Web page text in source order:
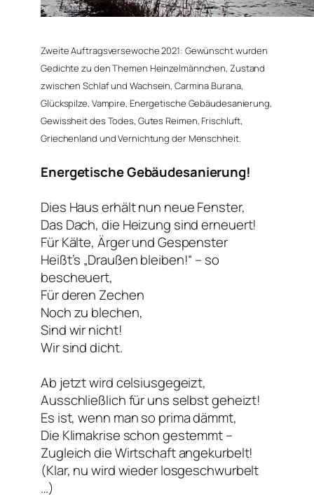
Zweite Auftragsversewoche 2021: Gewünscht wurden
Gedichte zu den Themen Heinzelmännchen, Zustand
zwischen Schlaf und Wachsein, Carmina Burana,
Glückspilze, Vampire, Energetische Gebäudesanierung,
Gewissheit des Todes, Gutes Reimen, Frischluft,
Griechenland und Vernichtung der Menschheit.
Energetische Gebäudesanierung!
Dies Haus erhält nun neue Fenster,
Das Dach, die Heizung sind erneuert!
Für Kälte, Ärger und Gespenster
Heißt’s „Draußen bleiben!“ – so
bescheuert,
Für deren Zechen
Noch zu blechen,
Sind wir nicht!
Wir sind dicht.
Ab jetzt wird celsiusgegeizt,
Ausschließlich für uns selbst geheizt!
Es ist, wenn man so prima dämmt,
Die Klimakrise schon gestemmt –
Zugleich die Wirtschaft angekurbelt!
(Klar, nu wird wieder losgeschwurbelt
…)